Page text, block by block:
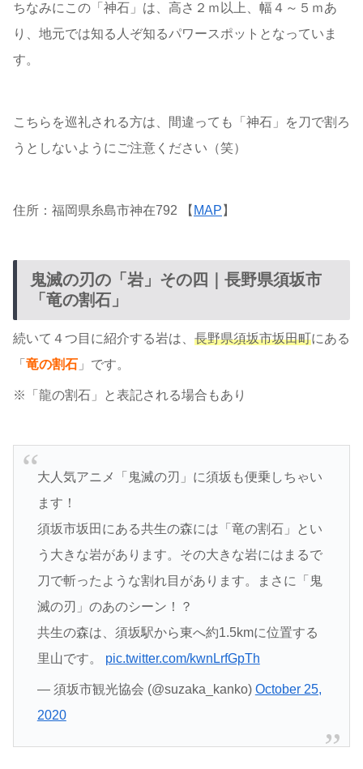
ちなみにこの「神石」は、高さ２ｍ以上、幅４～５ｍあ
り、地元では知る人ぞ知るパワースポットとなっていま
す。
こちらを巡礼される方は、間違っても「神石」を刀で割ろ
うとしないようにご注意ください（笑）
住所：福岡県糸島市神在792 【 MAP 】
鬼滅の刃の「岩」その四｜長野県須坂市
「竜の割石」
続いて４つ目に紹介する岩は、 長野県須坂市坂田町にある
「 竜の割石 」です。
※「龍の割石」と表記される場合もあり
大人気アニメ「鬼滅の刃」に須坂も便乗しちゃい
ます！
須坂市坂田にある共生の森には「竜の割石」とい
う大きな岩があります。その大きな岩にはまるで
刀で斬ったような割れ目があります。まさに「鬼
滅の刃」のあのシーン！？
共生の森は、須坂駅から東へ約1.5kmに位置する
里山です。 pic.twitter.com/kwnLrfGpTh
— 須坂市観光協会 (@suzaka_kanko) October 25,
2020